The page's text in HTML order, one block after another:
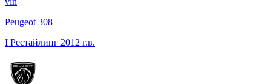
Peugeot 308
I Рестайлинг 2012 г.в.